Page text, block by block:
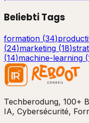
Beliebti Tags
formation (34)
(24)marketing (18)
(14)machine-learning (
Techberodung, 100+
IA, Cybersécurité,